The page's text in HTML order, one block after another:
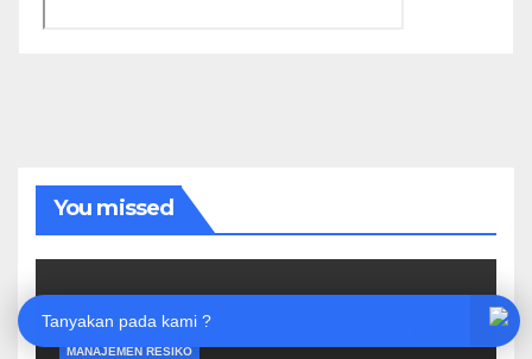
You missed
AKUNTANSI ANALISIS
MANAJEMEN RESIKO
Tanyakan pada kami ?